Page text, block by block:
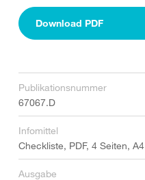
Download PDF
Publikationsnummer
67067.D
Infomittel
Checkliste, PDF, 4 Seiten, A4
Ausgabe